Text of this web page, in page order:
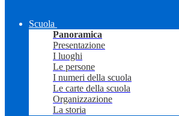
Scuola
Panoramica
Presentazione
I luoghi
Le persone
I numeri della scuola
Le carte della scuola
Organizzazione
La storia